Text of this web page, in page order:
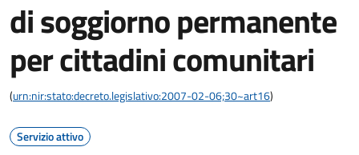
di soggiorno permanente
per cittadini comunitari
(urn:nir:stato:decreto.legislativo:2007-02-06;30~art16)
Servizio attivo